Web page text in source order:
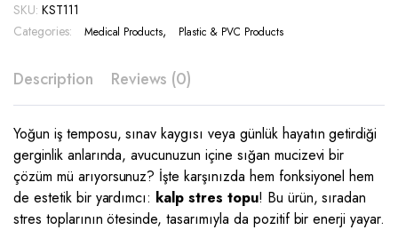
SKU: KST111
Categories:
Medical Products, Plastic & PVC Products
Description Reviews (0)
Yoğun iş temposu, sınav kaygısı veya günlük hayatın getirdiği
gerginlik anlarında, avucunuzun içine sığan mucizevi bir
çözüm mü arıyorsunuz? İşte karşınızda hem fonksiyonel hem
de estetik bir yardımcı: kalp stres topu! Bu ürün, sıradan
stres toplarının ötesinde, tasarımıyla da pozitif bir enerji yayar.